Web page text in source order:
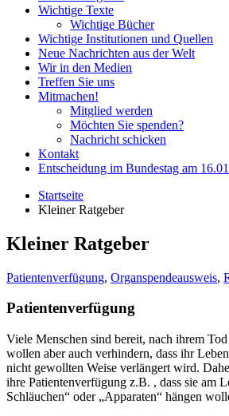
Wichtige Texte
Wichtige Bücher
Wichtige Institutionen und Quellen
Neue Nachrichten aus der Welt
Wir in den Medien
Treffen Sie uns
Mitmachen!
Mitglied werden
Möchten Sie spenden?
Nachricht schicken
Kontakt
Entscheidung im Bundestag am
Startseite
Kleiner Ratgeber
Kleiner Ratgeber
Patientenverfügung, Organspendeausweis,
Patientenverfügung
Viele Menschen sind bereit, nach ihrem
wollen aber auch verhindern, dass ihr
nicht gewollten Weise verlängert wird.
ihre Patientenverfügung z.B. , dass sie am
Schläuchen“ oder „Apparaten“ hängen